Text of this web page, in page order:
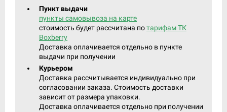
Пункт выдачи
пункты самовывоза на карте
стоимость будет рассчитана потарифам ТК
Boxberry
Доставка оплачивается отдельно в пункте
выдачи при получении
Курьером
Доставка рассчитывается индивидуально при
согласовании заказа. Стоимость доставки
зависит от размера упаковки.
Доставка оплачивается отдельно при получении